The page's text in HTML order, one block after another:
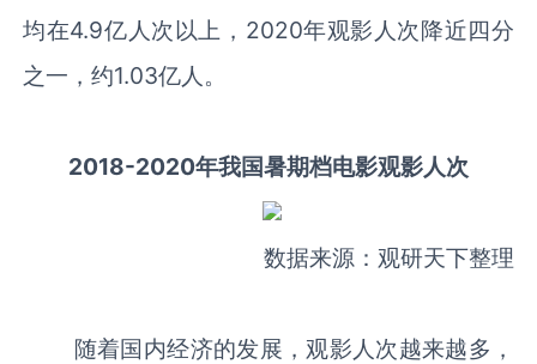
均在4.9亿人次以上，2020年观影人次降近四分
之一，约1.03亿人。
2018-2020年我国暑期档电影观影人次
数据来源：观研天下整理
随着国内经济的发展，观影人次越来越多，